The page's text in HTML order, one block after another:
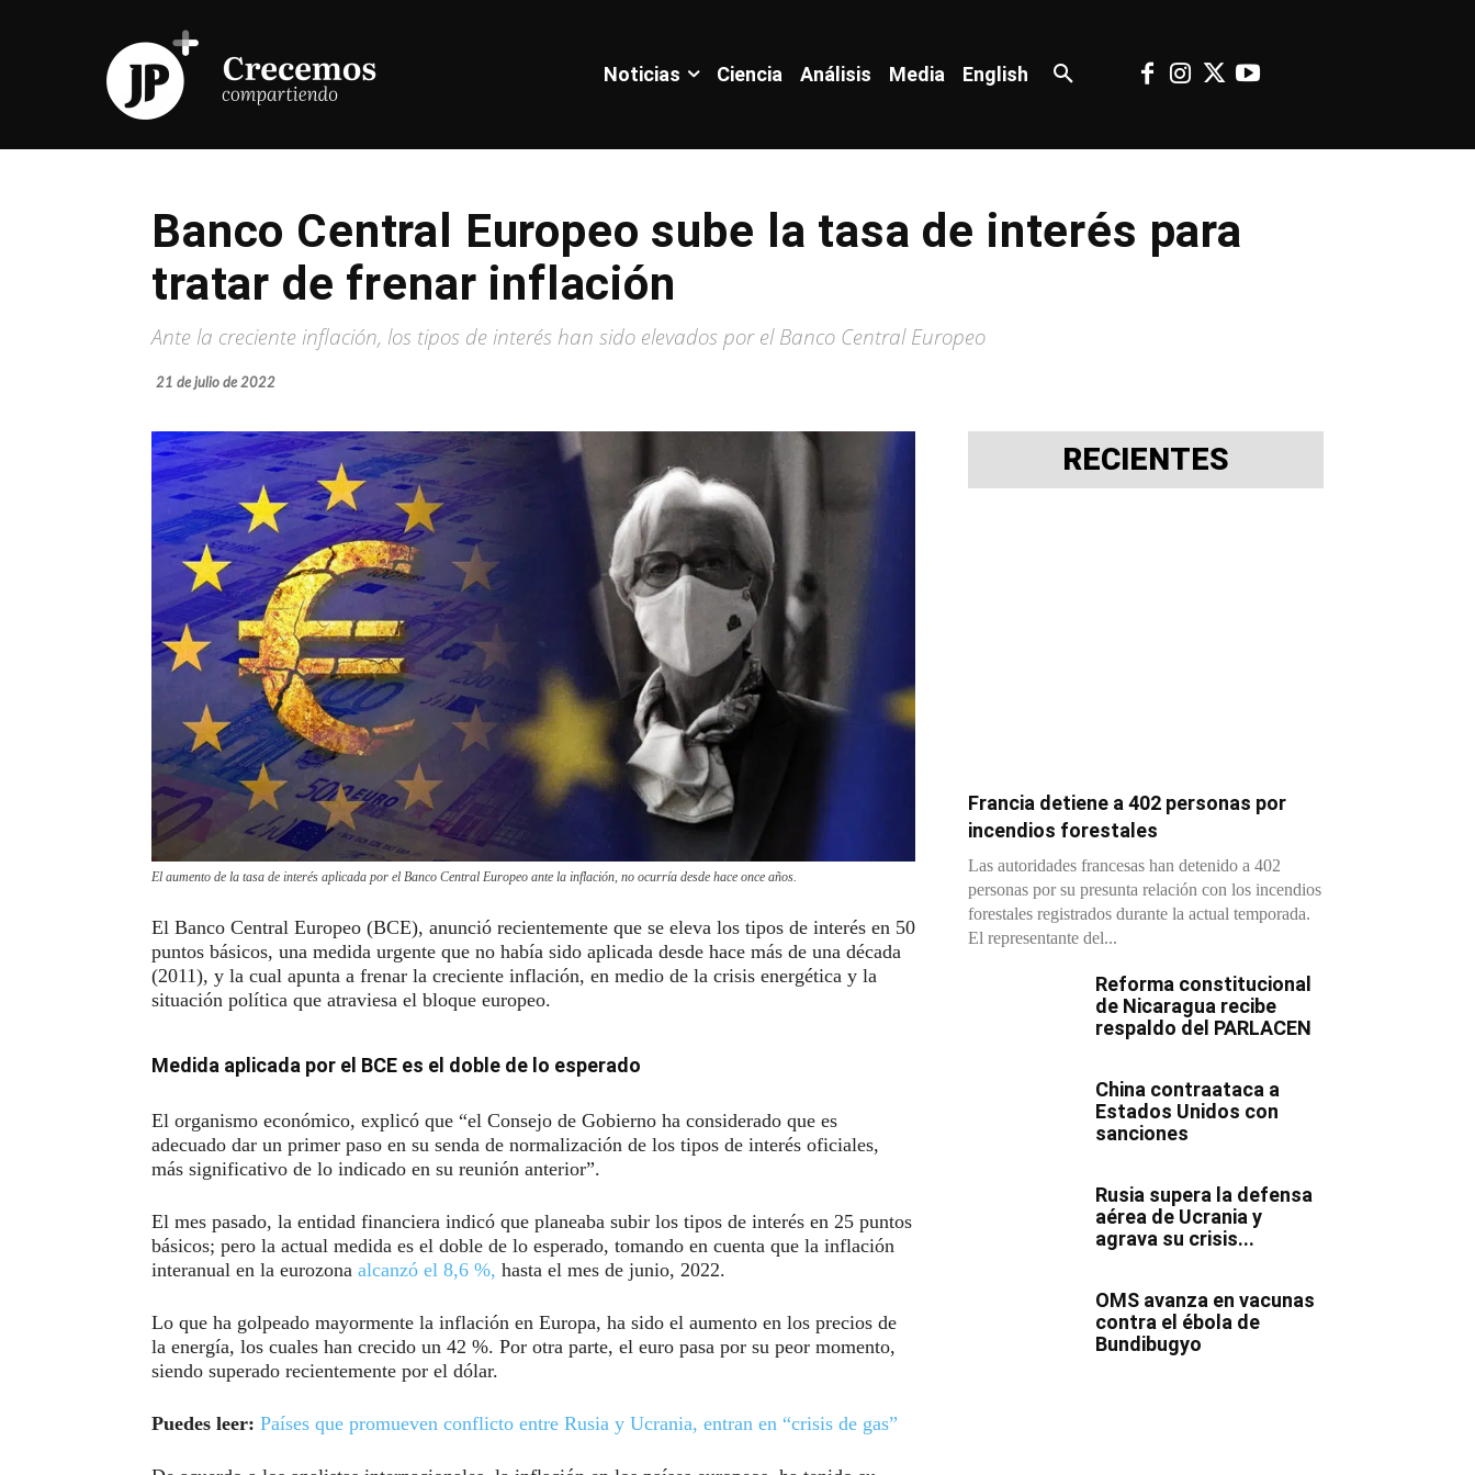
Noticias Ciencia Análisis Media English
Banco Central Europeo sube la tasa de interés para
tratar de frenar inflación
Ante la creciente inflación, los tipos de interés han sido elevados por el Banco Central Europeo
21 de julio de 2022
El aumento de la tasa de interés aplicada por el Banco Central Europeo ante la inflación, no ocurría desde hace once años.
El Banco Central Europeo (BCE), anunció recientemente que se eleva los tipos de interés en 50
puntos básicos, una medida urgente que no había sido aplicada desde hace más de una década
(2011), y la cual apunta a frenar la creciente inflación, en medio de la crisis energética y la
situación política que atraviesa el bloque europeo.
Medida aplicada por el BCE es el doble de lo esperado
El organismo económico, explicó que “el Consejo de Gobierno ha considerado que es
adecuado dar un primer paso en su senda de normalización de los tipos de interés oficiales,
más significativo de lo indicado en su reunión anterior”.
El mes pasado, la entidad financiera indicó que planeaba subir los tipos de interés en 25 puntos
básicos; pero la actual medida es el doble de lo esperado, tomando en cuenta que la inflación
interanual en la eurozona alcanzó el 8,6 %, hasta el mes de junio, 2022.
Lo que ha golpeado mayormente la inflación en Europa, ha sido el aumento en los precios de
la energía, los cuales han crecido un 42 %. Por otra parte, el euro pasa por su peor momento,
siendo superado recientemente por el dólar.
Puedes leer: Países que promueven conflicto entre Rusia y Ucrania, entran en “crisis de gas”
RECIENTES
Francia detiene a 402 personas por
incendios forestales
Las autoridades francesas han detenido a 402
personas por su presunta relación con los incendios
forestales registrados durante la actual temporada.
El representante del...
Reforma constitucional
de Nicaragua recibe
respaldo del PARLACEN
China contraataca a
Estados Unidos con
sanciones
Rusia supera la defensa
aérea de Ucrania y
agrava su crisis...
OMS avanza en vacunas
contra el ébola de
Bundibugyo